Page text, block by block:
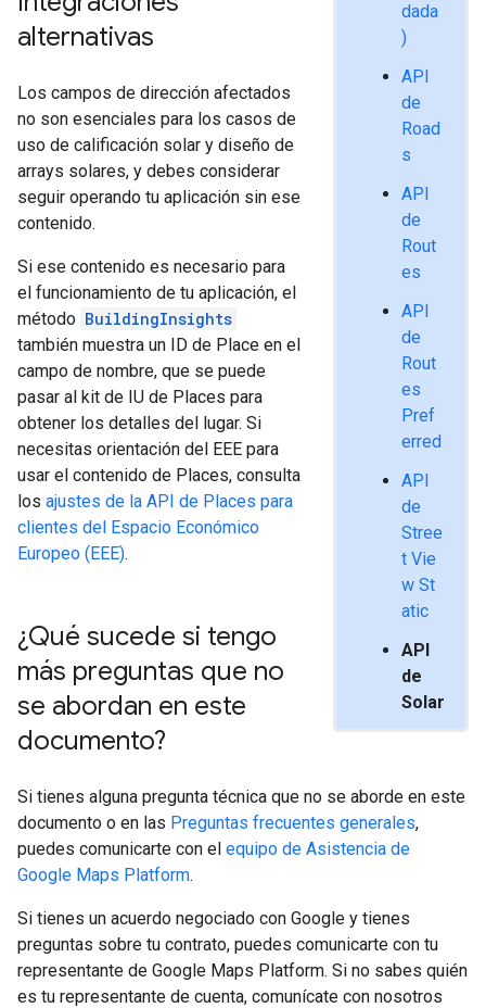
dada
)
API
de
Road
s
API
de
Rout
es
API
de
Rout
es
Pref
erred
API
de
Stree
t Vie
w St
atic
API
de
Solar
alternativas
Los campos de dirección afectados
no son esenciales para los casos de
uso de calificación solar y diseño de
arrays solares, y debes considerar
seguir operando tu aplicación sin ese
contenido.
Si ese contenido es necesario para
el funcionamiento de tu aplicación, el
método BuildingInsights
también muestra un ID de Place en el
campo de nombre, que se puede
pasar al kit de IU de Places para
obtener los detalles del lugar. Si
necesitas orientación del EEE para
usar el contenido de Places, consulta
los ajustes de la API de Places para
clientes del Espacio Económico
Europeo (EEE).
¿Qué sucede si tengo
más preguntas que no
se abordan en este
documento?
Si tienes alguna pregunta técnica que no se aborde en este
documento o en las Preguntas frecuentes generales,
puedes comunicarte con el equipo de Asistencia de
Google Maps Platform.
Si tienes un acuerdo negociado con Google y tienes
preguntas sobre tu contrato, puedes comunicarte con tu
representante de Google Maps Platform. Si no sabes quién
es tu representante de cuenta, comunícate con nosotros